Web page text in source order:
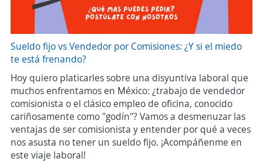
Sueldo fijo vs Vendedor por Comisiones: ¿Y si el miedo
te está frenando?
Hoy quiero platicarles sobre una disyuntiva laboral que
muchos enfrentamos en México: ¿trabajo de vendedor
comisionista o el clásico empleo de oficina, conocido
cariñosamente como "godín"? Vamos a desmenuzar las
ventajas de ser comisionista y entender por qué a veces
nos asusta no tener un sueldo fijo. ¡Acompáñenme en
este viaje laboral!